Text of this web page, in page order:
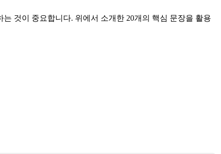
것이 중요합니다. 위에서 소개한 20개의 핵심 문장을 활용